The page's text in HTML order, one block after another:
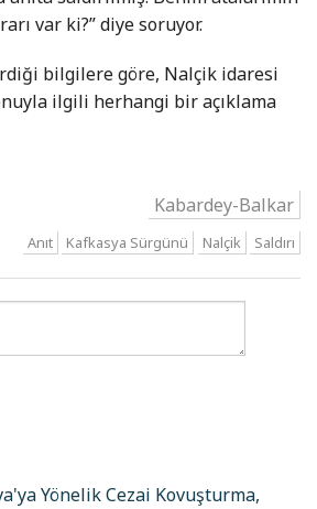
var ki?” diye soruyor.
bilgilere göre, Nalçik idaresi
ilgili herhangi bir açıklama
Kabardey-Balkar
Anıt Kafkasya Sürgünü Nalçik Saldırı
Yönelik Cezai Kovuşturma,